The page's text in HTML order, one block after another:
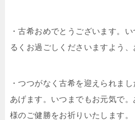
・古希おめでとうございます。
るくお過ごしくださいますよう、
・つつがなく古希を迎えられま
あげます。いつまでもお元気で
様のご健勝をお祈りいたします。